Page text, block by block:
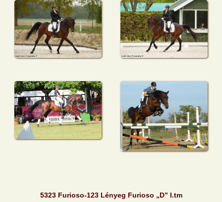
5323 Furioso-123 Lényeg Furioso „D” I.tm